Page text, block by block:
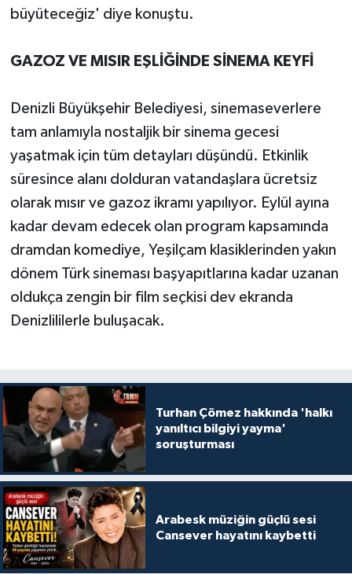
büyüteceğiz' diye konuştu.
GAZOZ VE MISIR EŞLİĞİNDE SİNEMA KEYFİ
Denizli Büyükşehir Belediyesi, sinemaseverlere
tam anlamıyla nostaljik bir sinema gecesi
yaşatmak için tüm detayları düşündü. Etkinlik
süresince alanı dolduran vatandaşlara ücretsiz
olarak mısır ve gazoz ikramı yapılıyor. Eylül ayına
kadar devam edecek olan program kapsamında
dramdan komediye, Yeşilçam klasiklerinden yakın
dönem Türk sineması başyapıtlarına kadar uzanan
oldukça zengin bir film seçkisi dev ekranda
Denizlililerle buluşacak.
Turhan Çömez hakkında 'halkı
yanıltıcı bilgiyi yayma'
soruşturması
Arabesk müziğin güçlü sesi
Cansever hayatını kaybetti